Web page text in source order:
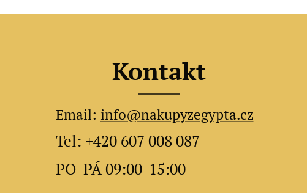
Kontakt
Email: info@nakupyzegypta.cz
Tel: +420 607 008 087
PO-PÁ 09:00-15:00